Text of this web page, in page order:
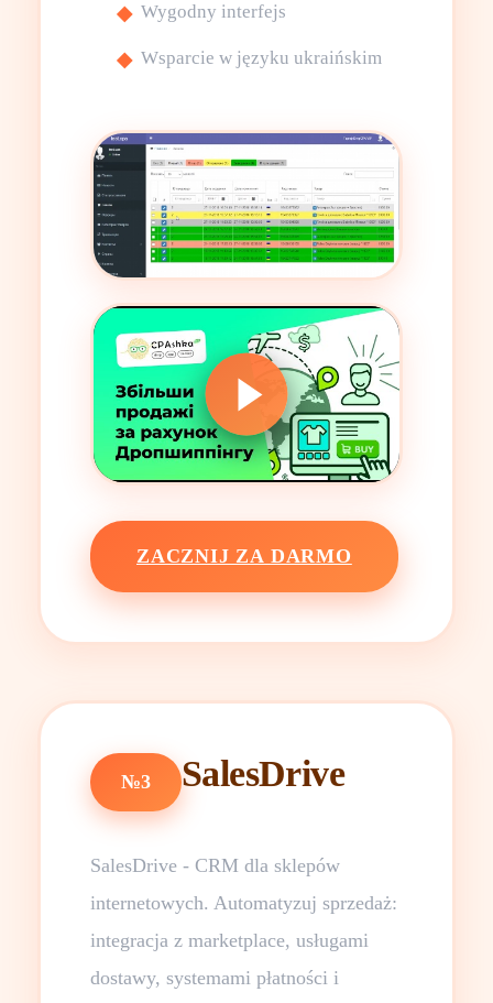
Wygodny interfejs
Wsparcie w języku ukraińskim
ZACZNIJ ZA DARMO
№3 SalesDrive
SalesDrive - CRM dla sklepów
internetowych. Automatyzuj sprzedaż:
integracja z marketplace, usługami
dostawy, systemami płatności i